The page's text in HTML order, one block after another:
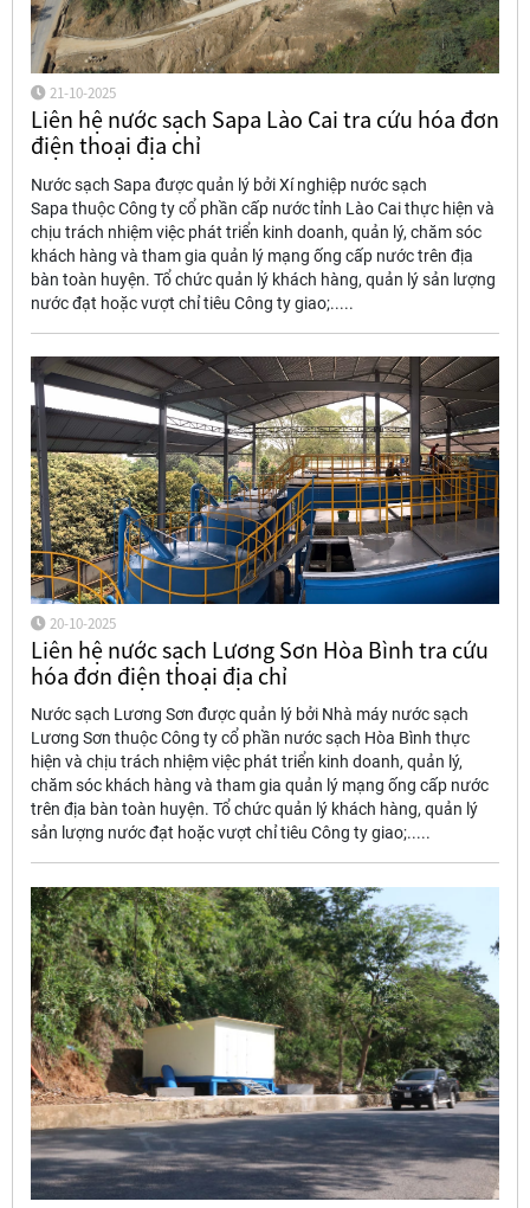
21-10-2025
Liên hệ nước sạch Sapa Lào Cai tra cứu hóa đơn
điện thoại địa chỉ
Nước sạch Sapa được quản lý bởi Xí nghiệp nước sạch
Sapa thuộc Công ty cổ phần cấp nước tỉnh Lào Cai thực hiện và
chịu trách nhiệm việc phát triển kinh doanh, quản lý, chăm sóc
khách hàng và tham gia quản lý mạng ống cấp nước trên địa
bàn toàn huyện. Tổ chức quản lý khách hàng, quản lý sản lượng
nước đạt hoặc vượt chỉ tiêu Công ty giao;.....
20-10-2025
Liên hệ nước sạch Lương Sơn Hòa Bình tra cứu
hóa đơn điện thoại địa chỉ
Nước sạch Lương Sơn được quản lý bởi Nhà máy nước sạch
Lương Sơn thuộc Công ty cổ phần nước sạch Hòa Bình thực
hiện và chịu trách nhiệm việc phát triển kinh doanh, quản lý,
chăm sóc khách hàng và tham gia quản lý mạng ống cấp nước
trên địa bàn toàn huyện. Tổ chức quản lý khách hàng, quản lý
sản lượng nước đạt hoặc vượt chỉ tiêu Công ty giao;.....